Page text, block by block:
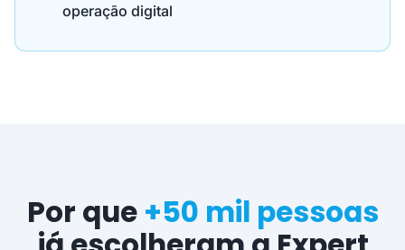
operação digital
Por que +50 mil pessoas